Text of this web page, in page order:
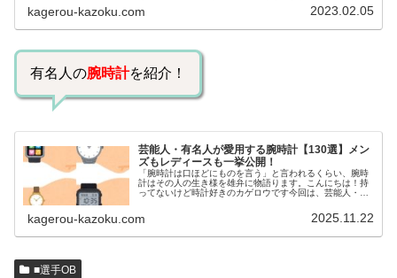
いるのでしょうか？今回は、芸能人…
kagerou-kazoku.com 2023.02.05
有名人の腕時計を紹介！
芸能人・有名人が愛用する腕時計【130選】メン
ズもレディースも一挙公開！
「腕時計は口ほどにものを言う」と言われるくらい、腕時
計はその人の生き様を雄弁に物語ります。こんにちは！持
ってないけど時計好きのカゲロウです今回は、芸能人・有
kagerou-kazoku.com 2025.11.22
■選手OB